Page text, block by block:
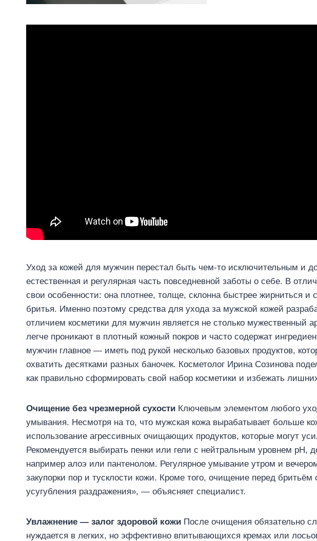
Уход за кожей для мужчин перестал быть чем-то исключительным и
естественная и регулярная часть повседневной заботы о себе. В
свои особенности: она плотнее, толще, склонна быстрее жирниться и
бритья. Именно поэтому средства для ухода за мужской кожей
отличием косметики для мужчин является не столько мужественный
легче проникают в плотный кожный покров и часто содержат
мужчин главное — иметь под рукой несколько базовых продуктов,
охватить десятками разных баночек. Косметолог Ирина Созинова
как правильно сформировать свой набор косметики и избежать
Очищение без чрезмерной сухости Ключевым элементом любого
умывания. Несмотря на то, что мужская кожа вырабатывает больше
использование агрессивных очищающих продуктов, которые могут
Рекомендуется выбирать пенки или гели с нейтральным уровнем pH,
например алоэ или пантенолом. Регулярное умывание утром и
закупорки пор и тусклости кожи. Кроме того, очищение перед бритьём
усугубления раздражения», — объясняет специалист.
Увлажнение — залог здоровой кожи После очищения обязательно
нуждается в легких, но эффективно впитывающихся кремах или